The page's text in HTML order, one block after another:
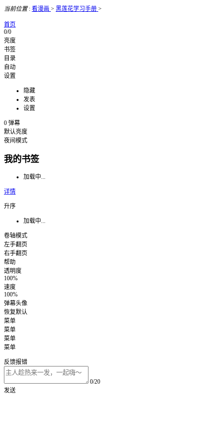
当前位置: 看漫画 > 黑莲花学习手册 >
首页
0/0
亮度
书签
目录
自动
设置
隐藏
发表
设置
0 弹幕
默认亮度
夜间模式
我的书签
加载中...
详情
升序
加载中...
卷轴模式
左手翻页
右手翻页
帮助
透明度
100%
速度
100%
弹幕头像
恢复默认
菜单
菜单
菜单
菜单
反馈报错
0/20
发送